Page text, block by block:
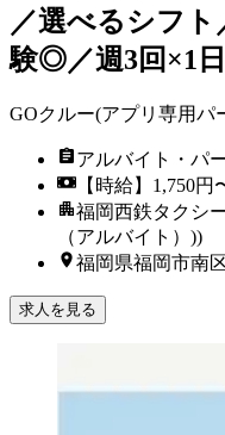
／選べるシフ
験◎／週3回×1
GOクルー(アプリ専用パ
アルバイト・パ
【時給】1,750円
福岡西鉄タクシ
（アルバイト）))
福岡県福岡市南
求人を見る